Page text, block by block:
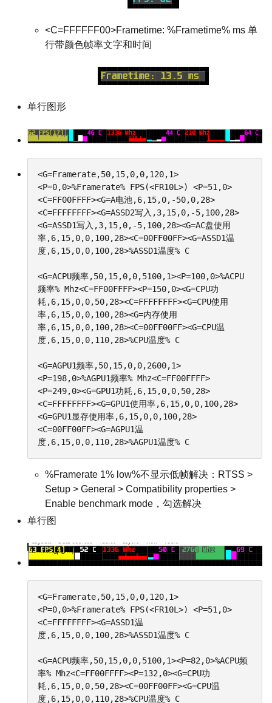
<C=FFFFFF00>Frametime: %Frametime% ms 单
行带颜色帧率文字和时间
单行图形
<G=Framerate,50,15,0,0,120,1>
<P=0,0>%Framerate% FPS(<FR10L>) <P=51,0>
<C=FF00FFFF><G=A电池,6,15,0,-50,0,28>
<C=FFFFFFFF><G=ASSD2写入,3,15,0,-5,100,28>
<G=ASSD1写入,3,15,0,-5,100,28><G=AC盘使用
率,6,15,0,0,100,28><C=00FF00FF><G=ASSD1温
度,6,15,0,0,100,28>%ASSD1温度% C
<G=ACPU频率,50,15,0,0,5100,1><P=100,0>%ACPU
频率% Mhz<C=FF00FFFF><P=150,0><G=CPU功
耗,6,15,0,0,50,28><C=FFFFFFFF><G=CPU使用
率,6,15,0,0,100,28><G=内存使用
率,6,15,0,0,100,28><C=00FF00FF><G=CPU温
度,6,15,0,0,110,28>%CPU温度% C
<G=AGPU1频率,50,15,0,0,2600,1>
<P=198,0>%AGPU1频率% Mhz<C=FF00FFFF>
<P=249,0><G=GPU1功耗,6,15,0,0,50,28>
<C=FFFFFFFF><G=GPU1使用率,6,15,0,0,100,28>
<G=GPU1显存使用率,6,15,0,0,100,28>
<C=00FF00FF><G=AGPU1温
度,6,15,0,0,110,28>%AGPU1温度% C
%Framerate 1% low%不显示低帧解决：RTSS >
Setup > General > Compatibility properties >
Enable benchmark mode，勾选解决
单行图
<G=Framerate,50,15,0,0,120,1>
<P=0,0>%Framerate% FPS(<FR10L>) <P=51,0>
<C=FFFFFFFF><G=ASSD1温
度,6,15,0,0,100,28>%ASSD1温度% C
<G=ACPU频率,50,15,0,0,5100,1><P=82,0>%ACPU频
率% Mhz<C=FF00FFFF><P=132,0><G=CPU功
耗,6,15,0,0,50,28><C=00FF00FF><G=CPU温
度,6,15,0,0,110,28>%CPU温度% C